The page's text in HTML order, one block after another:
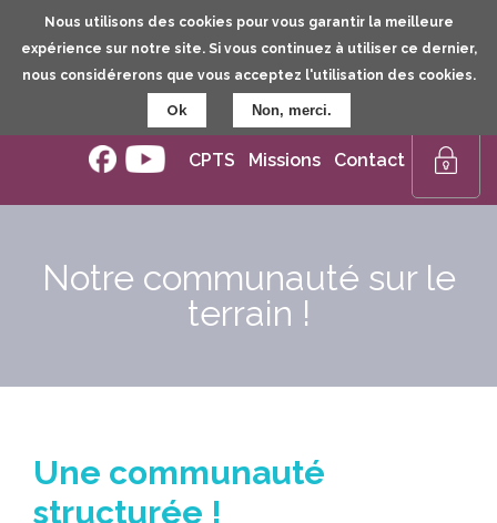
Nous utilisons des cookies pour vous garantir la meilleure
expérience sur notre site. Si vous continuez à utiliser ce dernier,
nous considérerons que vous acceptez l'utilisation des cookies.
Ok Non, merci.
Aller
au
contenu
principal
CPTS Missions Contact
Espace
membre
Notre communauté sur le
terrain !
Une communauté
structurée !